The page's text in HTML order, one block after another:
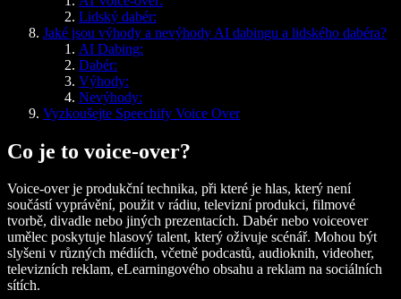
Lidský dabér:
Jaké jsou výhody a nevýhody AI dabingu a lidského dabéra?
AI Dabing:
Dabér:
Výhody:
Nevýhody:
Vyzkoušejte Speechify Voice Over
Co je to voice-over?
Voice-over je produkční technika, při které je hlas, který není
součástí vyprávění, použit v rádiu, televizní produkci, filmové
tvorbě, divadle nebo jiných prezentacích. Dabér nebo voiceover
umělec poskytuje hlasový talent, který oživuje scénář. Mohou být
slyšeni v různých médiích, včetně podcastů, audioknih, videoher,
televizních reklam, eLearningového obsahu a reklam na sociálních
sítích.